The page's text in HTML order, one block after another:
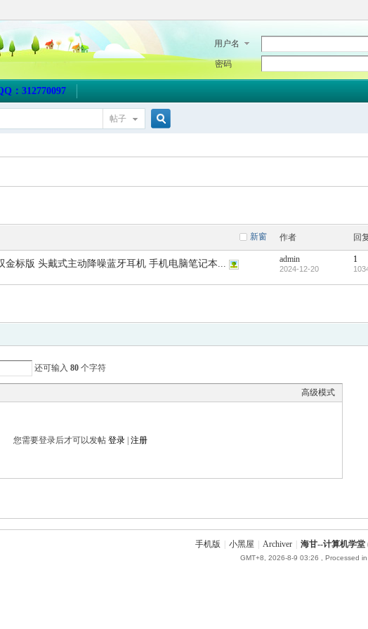
用户名
密码
：312770097
帖子
新窗 作者 回
金标版 头戴式主动降噪蓝牙耳机 手机电脑笔记本... admin
2024-12-20
1
还可输入 80 个字符
高级模式
您需要登录后才可以发帖 登录| 注册
手机版 小黑屋 Archiver 海甘--计算机学堂
GMT+8, 2026-8-9 03:26 , Processed